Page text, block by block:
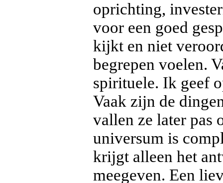
oprichting,
voor een goed
kijkt en niet
begrepen voelen.
spirituele. Ik geef
Vaak zijn de
vallen ze later pas
universum is
krijgt alleen het
meegeven. Een